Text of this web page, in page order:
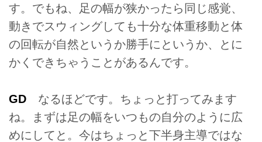
す。でもね、足の幅が狭かったら同じ感覚、
動きでスウィングしても十分な体重移動と体
の回転が自然というか勝手にというか、とに
かくできちゃうことがあるんです。
GD なるほどです。ちょっと打ってみます
ね。まずは足の幅をいつもの自分のように広
めにしてと。今はちょっと下半身主導ではな